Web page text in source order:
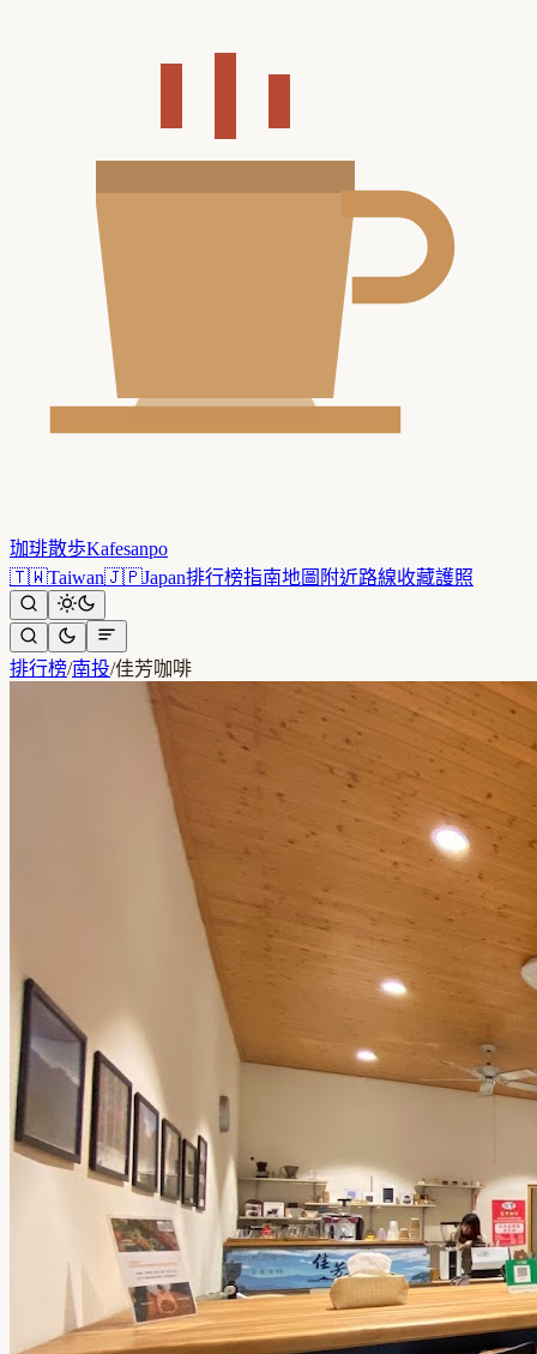
珈琲散歩Kafesanpo
🇹🇼Taiwan🇯🇵Japan排行榜指南地圖 附近路線收藏護照
排行榜/南投/佳芳咖啡